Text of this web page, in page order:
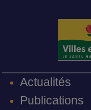
Actualités
Publications